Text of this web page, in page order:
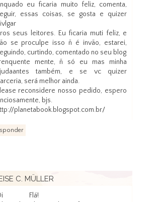
eu ficaria muito feliz, comenta,
essas coisas, se gosta e quizer
seus leitores. Eu ficaria muti feliz, e
se proculpe isso ñ é invão, estarei,
curtindo, comentado no seu blog
mente, ñ só eu mas minha
também, e se vc quizer
será melhor ainda.
reconsidere nosso pedido, espero
bjs.
planetabook.blogspot.com.br/
C. MÜLLER
Flá!